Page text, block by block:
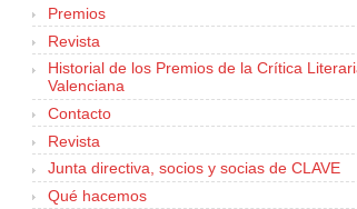
Premios
Revista
Historial de los Premios de la Crítica
Valenciana
Contacto
Revista
Junta directiva, socios y socias de CLAVE
Qué hacemos